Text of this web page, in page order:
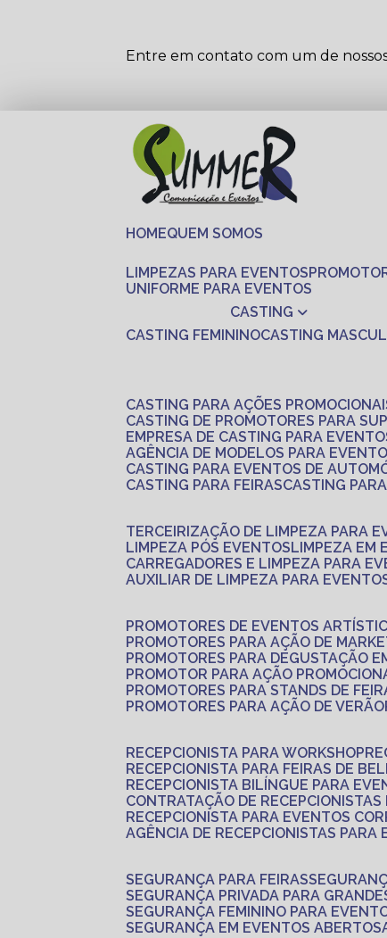
Entre em contato com um de
HOME
QUEM SOMOS
LIMPEZAS PARA EVENTOS
UNIFORME PARA EVENTOS
CASTING
CASTING FEMININO CASTING
CASTING PARA AÇÕES
CASTING DE PROMOTORES PARA
EMPRESA DE CASTING PARA
AGÊNCIA DE MODELOS PARA
CASTING PARA EVENTOS DE
CASTING PARA FEIRAS
CASTING
TERCEIRIZAÇÃO DE LIMPEZA PARA
LIMPEZA PÓS EVENTOS
LIMPEZA EM
CARREGADORES E LIMPEZA PARA
AUXILIAR DE LIMPEZA PARA
PROMOTORES DE EVENTOS
PROMOTORES PARA AÇÃO DE
PROMOTORES PARA DEGUSTAÇÃO
PROMOTOR PARA AÇÃO
PROMOTORES PARA STANDS DE
PROMOTORES PARA AÇÃO DE VERÃO
RECEPCIONISTA PARA WORKSHOP
RECEPCIONISTA PARA FEIRAS DE
RECEPCIONISTA BILÍNGUE PARA
CONTRATAÇÃO DE
RECEPCIONISTA PARA EVENTOS
AGÊNCIA DE RECEPCIONISTAS PARA
SEGURANÇA PARA FEIRAS
SEGURANÇA PRIVADA PARA
SEGURANÇA FEMININO PARA
SEGURANÇA EM EVENTOS ABERTOS